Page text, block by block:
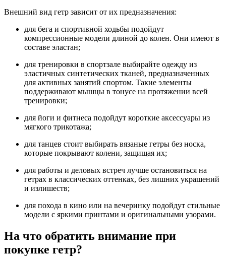
Внешний вид гетр зависит от их предназначения:
для бега и спортивной ходьбы подойдут
компрессионные модели длиной до колен. Они имеют в
составе эластан;
для тренировки в спортзале выбирайте одежду из
эластичных синтетических тканей, предназначенных
для активных занятий спортом. Такие элементы
поддерживают мышцы в тонусе на протяжении всей
тренировки;
для йоги и фитнеса подойдут короткие аксессуары из
мягкого трикотажа;
для танцев стоит выбирать вязаные гетры без носка,
которые покрывают колени, защищая их;
для работы и деловых встреч лучше остановиться на
гетрах в классических оттенках, без лишних украшений
и излишеств;
для похода в кино или на вечеринку подойдут стильные
модели с яркими принтами и оригинальными узорами.
На что обратить внимание при
покупке гетр?